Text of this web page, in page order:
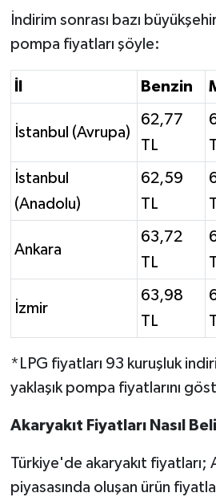
İndirim sonrası bazı
pompa fiyatları şöyle:
Benzin
İstanbul (Avrupa)
62,77
TL
İstanbul
(Anadolu)
62,59
TL
Ankara
63,72
TL
İzmir
63,98
TL
*LPG fiyatları 93 kuruşluk
yaklaşık pompa fiyatlarını
Akaryakıt Fiyatları Nasıl
Türkiye'de akaryakıt fiyatları;
piyasasında oluşan ürün